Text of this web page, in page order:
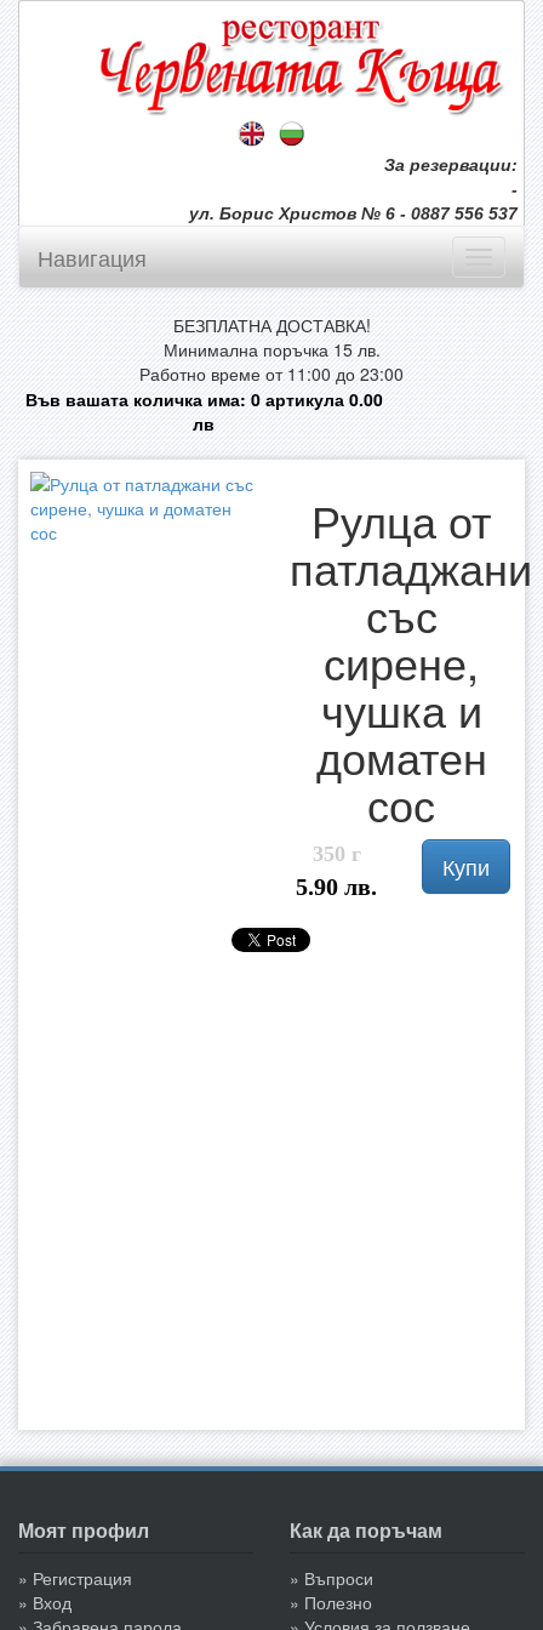
За резервации:
-
ул. Борис Христов № 6 - 0887 556 537
Навигация
БЕЗПЛАТНА ДОСТАВКА!
Минимална поръчка 15 лв.
Работно време от 11:00 до 23:00
Във вашата количка има:0артикула0.00
лв
Рулца от
патладжани
със
сирене,
чушка и
доматен
сос
350 г
5.90 лв.
Купи
Моят профил
» Регистрация
» Вход
Как да поръчам
» Въпроси
» Полезно